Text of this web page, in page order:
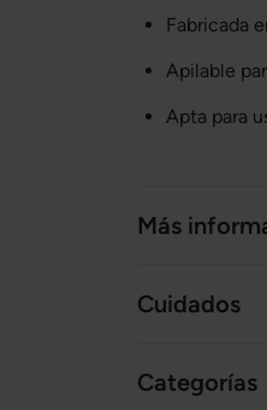
Fabricada
Apilable
Apta para
Más
Cuidados
Categorías